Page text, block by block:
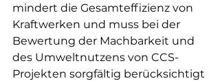
mindert die Gesamteffizienz von
Kraftwerken und muss bei der
Bewertung der Machbarkeit und
des Umweltnutzens von CCS-
Projekten sorgfältig berücksichtigt